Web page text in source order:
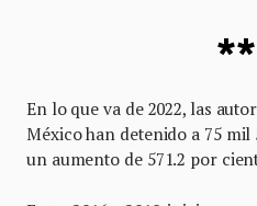
En lo que va de 2022, las
México han detenido a 75 mil
un aumento de 571.2 por